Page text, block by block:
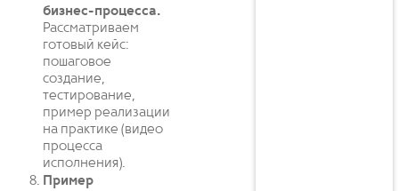
бизнес-процесса.
Рассматриваем
готовый кейс:
пошаговое
создание,
тестирование,
пример реализации
на практике (видео
процесса
исполнения).
Пример